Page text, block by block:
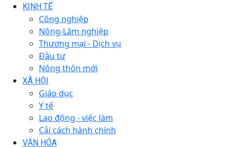
KINH TẾ
Công nghiệp
Nông-Lâm nghiệp
Thương mại - Dịch vụ
Đầu tư
Nông thôn mới
XÃ HỘI
Giáo dục
Y tế
Lao động - việc làm
Cải cách hành chính
VĂN HÓA